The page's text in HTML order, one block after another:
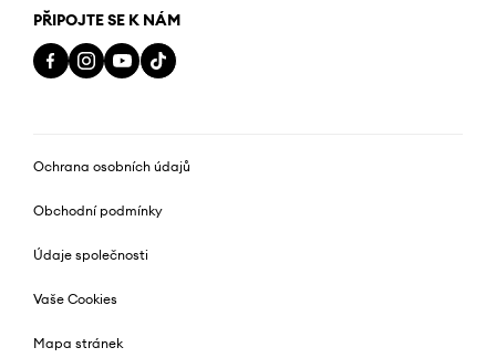
PŘIPOJTE SE K NÁM
Ochrana osobních údajů
Obchodní podmínky
Údaje společnosti
Vaše Cookies
Mapa stránek